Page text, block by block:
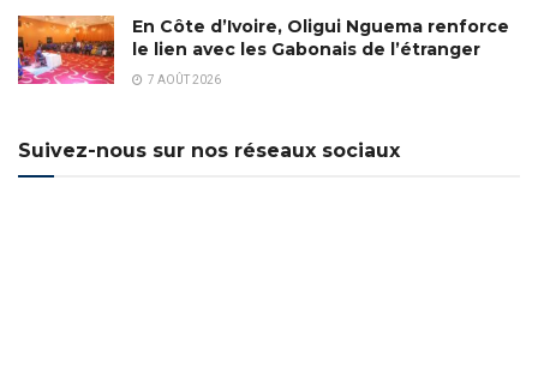
En Côte d’Ivoire, Oligui Nguema renforce
le lien avec les Gabonais de l’étranger
7 AOÛT 2026
Suivez-nous sur nos réseaux sociaux